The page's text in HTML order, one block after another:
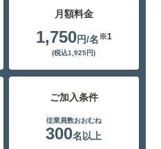
月額料金
1,750円/名※1
(税込1,925円)
ご加入条件
従業員数おおむね
300名以上